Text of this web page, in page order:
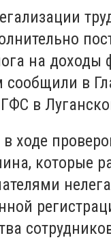
на доходы
сообщили в
в
в ходе
которые